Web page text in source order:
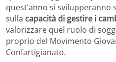
quest’anno si svilupperanno
sulla capacità di gestire i
valorizzare quel ruolo di
proprio del Movimento
Confartigianato.